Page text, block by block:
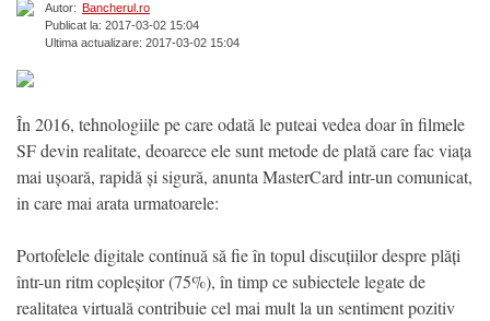
Autor: Bancherul.ro
Publicat la: 2017-03-02 15:04
Ultima actualizare: 2017-03-02 15:04
În 2016, tehnologiile pe care odată le puteai vedea doar în filmele
SF devin realitate, deoarece ele sunt metode de plată care fac viața
mai ușoară, rapidă și sigură, anunta MasterCard intr-un comunicat,
in care mai arata urmatoarele:
Portofelele digitale continuă să fie în topul discuțiilor despre plăți
într-un ritm copleșitor (75%), în timp ce subiectele legate de
realitatea virtuală contribuie cel mai mult la un sentiment pozitiv